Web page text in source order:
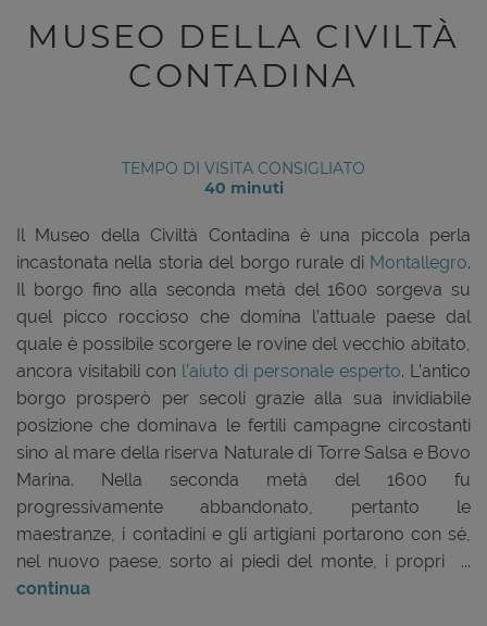
MUSEO DELLA CIVILTÀ
CONTADINA
TEMPO DI VISITA CONSIGLIATO
40 minuti
Il Museo della Civiltà Contadina è una piccola perla
incastonata nella storia del borgo rurale di Montallegro.
Il borgo fino alla seconda metà del 1600 sorgeva su
quel picco roccioso che domina l’attuale paese dal
quale è possibile scorgere le rovine del vecchio abitato,
ancora visitabili con l’aiuto di personale esperto. L’antico
borgo prosperò per secoli grazie alla sua invidiabile
posizione che dominava le fertili campagne circostanti
sino al mare della riserva Naturale di Torre Salsa e Bovo
Marina. Nella seconda metà del 1600 fu
progressivamente abbandonato, pertanto le
maestranze, i contadini e gli artigiani portarono con sé,
nel nuovo paese, sorto ai piedi del monte, i propri ...
continua